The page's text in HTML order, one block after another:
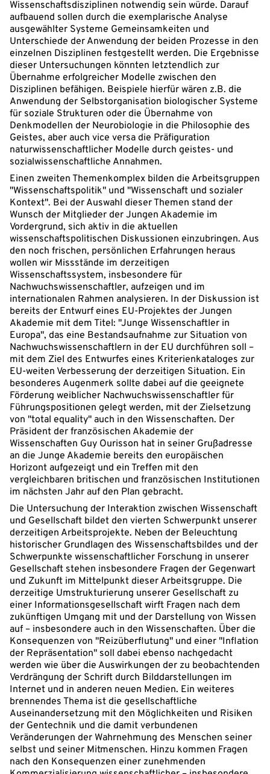
Wissenschaftsdisziplinen notwendig sein würde. Darauf
aufbauend sollen durch die exemplarische Analyse
ausgewählter Systeme Gemeinsamkeiten und
Unterschiede der Anwendung der beiden Prozesse in den
einzelnen Disziplinen festgestellt werden. Die Ergebnisse
dieser Untersuchungen könnten letztendlich zur
Übernahme erfolgreicher Modelle zwischen den
Disziplinen befähigen. Beispiele hierfür wären z.B. die
Anwendung der Selbstorganisation biologischer Systeme
für soziale Strukturen oder die Übernahme von
Denkmodellen der Neurobiologie in die Philosophie des
Geistes, aber auch vice versa die Präfiguration
naturwissenschaftlicher Modelle durch geistes- und
sozialwissenschaftliche Annahmen.
Einen zweiten Themenkomplex bilden die Arbeitsgruppen
"Wissenschaftspolitik" und "Wissenschaft und sozialer
Kontext". Bei der Auswahl dieser Themen stand der
Wunsch der Mitglieder der Jungen Akademie im
Vordergrund, sich aktiv in die aktuellen
wissenschaftspolitischen Diskussionen einzubringen. Aus
den noch frischen, persönlichen Erfahrungen heraus
wollen wir Missstände im derzeitigen
Wissenschaftssystem, insbesondere für
Nachwuchswissenschaftler, aufzeigen und im
internationalen Rahmen analysieren. In der Diskussion ist
bereits der Entwurf eines EU-Projektes der Jungen
Akademie mit dem Titel: "Junge Wissenschaftler in
Europa", das eine Bestandsaufnahme zur Situation von
Nachwuchswissenschaftlern in der EU durchführen soll –
mit dem Ziel des Entwurfes eines Kriterienkataloges zur
EU-weiten Verbesserung der derzeitigen Situation. Ein
besonderes Augenmerk sollte dabei auf die geeignete
Förderung weiblicher Nachwuchswissenschaftler für
Führungspositionen gelegt werden, mit der Zielsetzung
von "total equality" auch in den Wissenschaften. Der
Präsident der französischen Akademie der
Wissenschaften Guy Ourisson hat in seiner Grußadresse
an die Junge Akademie bereits den europäischen
Horizont aufgezeigt und ein Treffen mit den
vergleichbaren britischen und französischen Institutionen
im nächsten Jahr auf den Plan gebracht.
Die Untersuchung der Interaktion zwischen Wissenschaft
und Gesellschaft bildet den vierten Schwerpunkt unserer
derzeitigen Arbeitsprojekte. Neben der Beleuchtung
historischer Grundlagen des Wissenschaftsbildes und der
Schwerpunkte wissenschaftlicher Forschung in unserer
Gesellschaft stehen insbesondere Fragen der Gegenwart
und Zukunft im Mittelpunkt dieser Arbeitsgruppe. Die
derzeitige Umstrukturierung unserer Gesellschaft zu
einer Informationsgesellschaft wirft Fragen nach dem
zukünftigen Umgang mit und der Darstellung von Wissen
auf – insbesondere auch in den Wissenschaften. Über die
Konsequenzen von "Reizüberflutung" und einer "Inflation
der Repräsentation" soll dabei ebenso nachgedacht
werden wie über die Auswirkungen der zu beobachtenden
Verdrängung der Schrift durch Bilddarstellungen im
Internet und in anderen neuen Medien. Ein weiteres
brennendes Thema ist die gesellschaftliche
Auseinandersetzung mit den Möglichkeiten und Risiken
der Gentechnik und die damit verbundenen
Veränderungen der Wahrnehmung des Menschen seiner
selbst und seiner Mitmenschen. Hinzu kommen Fragen
nach den Konsequenzen einer zunehmenden